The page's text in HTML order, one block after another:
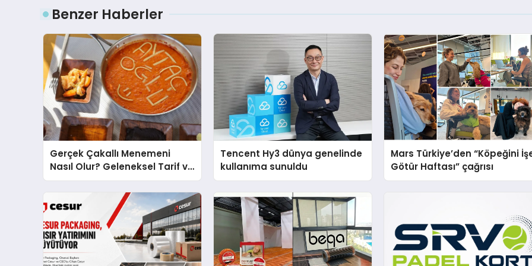
Benzer Haberler
Gerçek Çakallı Menemeni
Nasıl Olur? Geleneksel Tarif ve
Sunum
Tencent Hy3 dünya genelinde
kullanıma sunuldu
Mars Türkiye’den “Köpeğini
Götür Haftası” çağrısı